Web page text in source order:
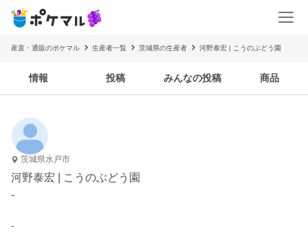
産直・通販のポケマル 生産者一覧 茨城県の生産者 河野泰宏 | こうのぶどう園
情報 投稿 みんなの投稿 商品
茨城県水戸市
河野泰宏 | こうのぶどう園
-
-